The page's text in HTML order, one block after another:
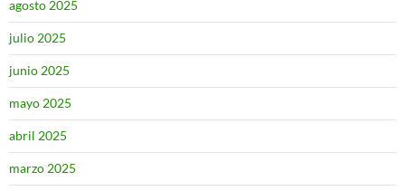
agosto 2025
julio 2025
junio 2025
mayo 2025
abril 2025
marzo 2025